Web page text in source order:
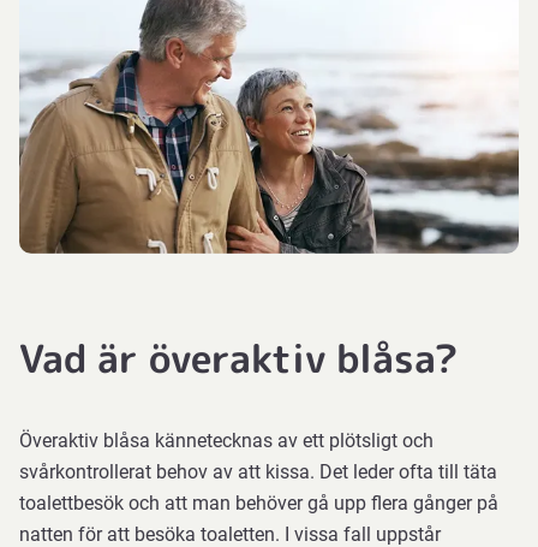
Vad är överaktiv blåsa?
Överaktiv blåsa kännetecknas av ett plötsligt och
svårkontrollerat behov av att kissa. Det leder ofta till täta
toalettbesök och att man behöver gå upp flera gånger på
natten för att besöka toaletten. I vissa fall uppstår
Hur
behandlas
överaktiv
Behandling
livsstils-
beteendeförändringar.
kan
handla